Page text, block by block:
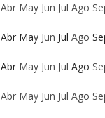
Abr May Jun Jul Ago
Abr May Jun Jul Ago
Abr May Jun Jul Ago
Abr May Jun Jul Ago